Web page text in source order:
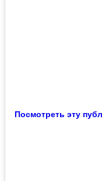
Посмотреть эту